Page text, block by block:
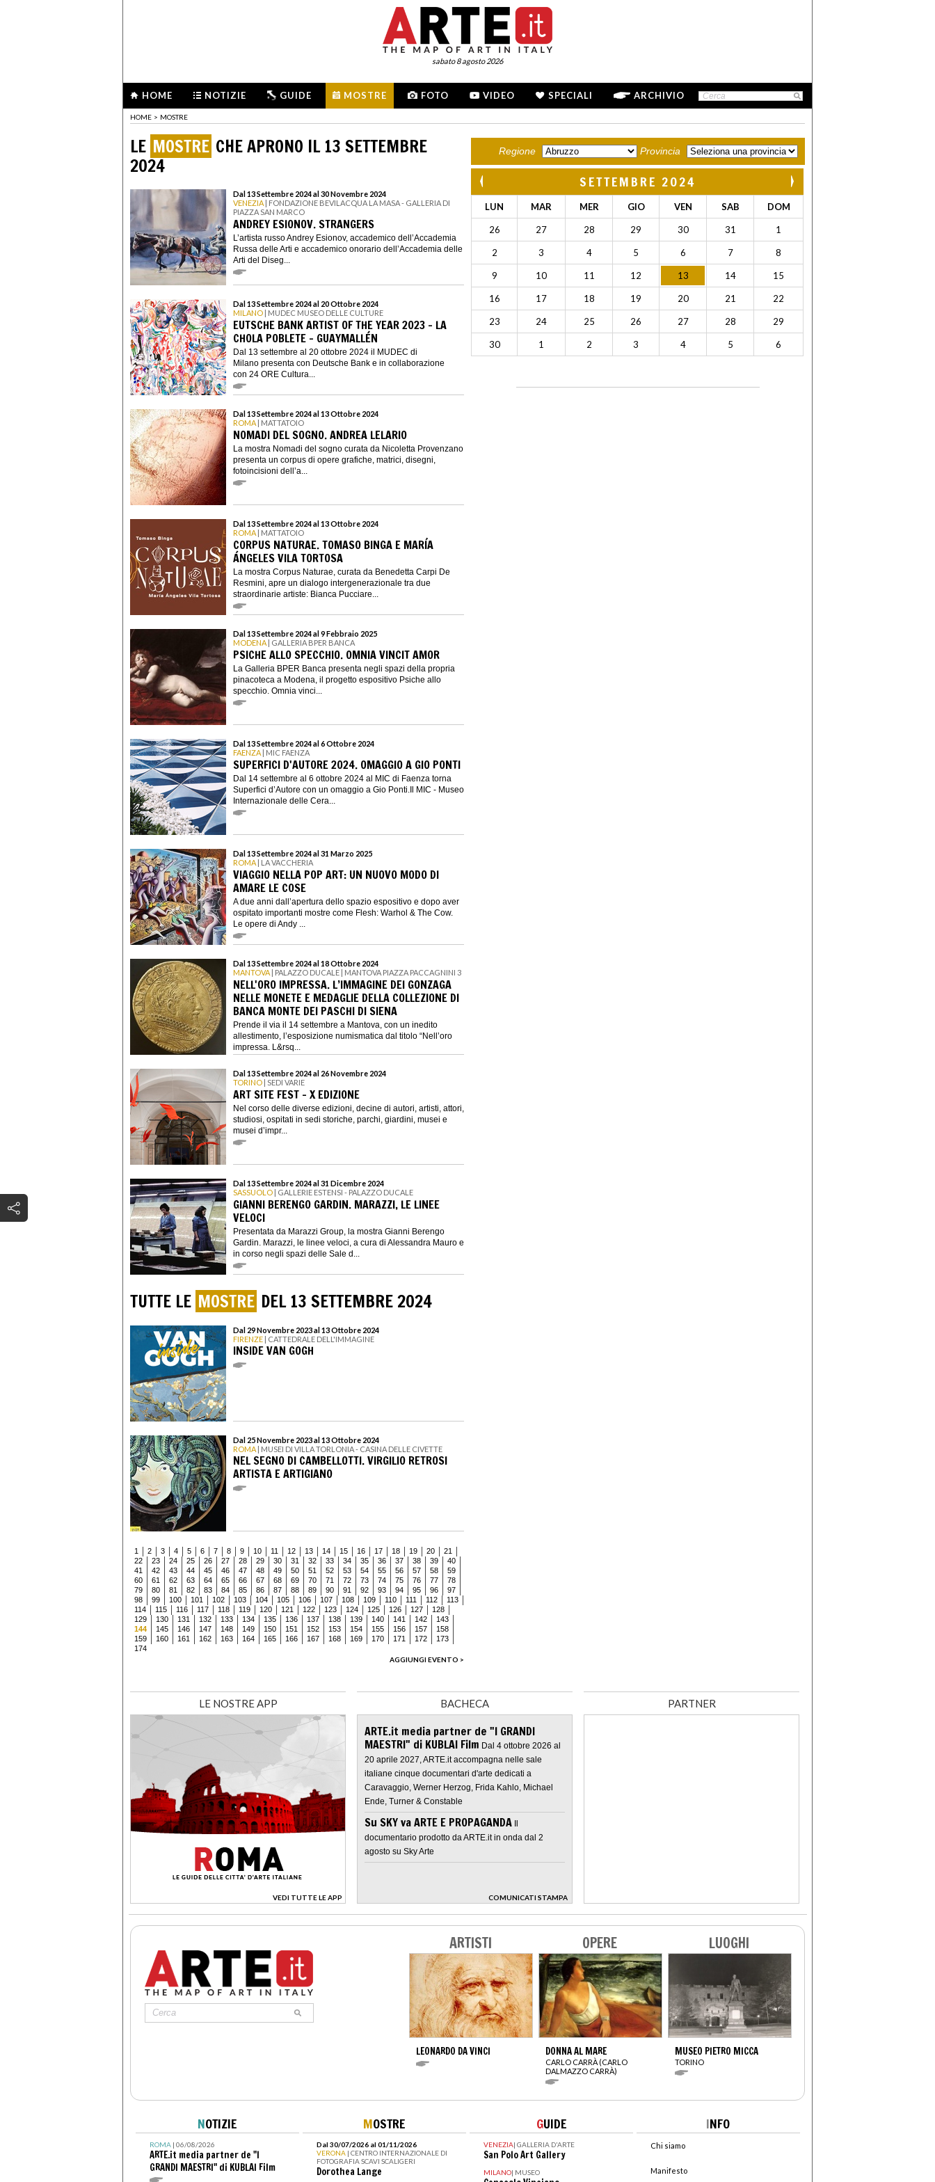
sabato 8 agosto 2026
HOME NOTIZIE GUIDE MOSTRE FOTO VIDEO SPECIALI ARCHIVIO
HOME > MOSTRE
LE MOSTRE CHE APRONO IL 13 SETTEMBRE
2024
Dal 13 Settembre 2024 al 30 Novembre 2024
VENEZIA | FONDAZIONE BEVILACQUA LA MASA - GALLERIA DI
PIAZZA SAN MARCO
ANDREY ESIONOV. STRANGERS
L’artista russo Andrey Esionov, accademico dell’Accademia
Russa delle Arti e accademico onorario dell’Accademia delle
Arti del Diseg...
Dal 13 Settembre 2024 al 20 Ottobre 2024
MILANO | MUDEC MUSEO DELLE CULTURE
EUTSCHE BANK ARTIST OF THE YEAR 2023 - LA
CHOLA POBLETE – GUAYMALLÉN
Dal 13 settembre al 20 ottobre 2024 il MUDEC di
Milano presenta con Deutsche Bank e in collaborazione
con 24 ORE Cultura...
Dal 13 Settembre 2024 al 13 Ottobre 2024
ROMA | MATTATOIO
NOMADI DEL SOGNO. ANDREA LELARIO
La mostra Nomadi del sogno curata da Nicoletta Provenzano
presenta un corpus di opere grafiche, matrici, disegni,
fotoincisioni dell’a...
Dal 13 Settembre 2024 al 13 Ottobre 2024
ROMA | MATTATOIO
CORPUS NATURAE. TOMASO BINGA E MARÍA
ÁNGELES VILA TORTOSA
La mostra Corpus Naturae, curata da Benedetta Carpi De
Resmini, apre un dialogo intergenerazionale tra due
straordinarie artiste: Bianca Pucciare...
Dal 13 Settembre 2024 al 9 Febbraio 2025
MODENA | GALLERIA BPER BANCA
PSICHE ALLO SPECCHIO. OMNIA VINCIT AMOR
La Galleria BPER Banca presenta negli spazi della propria
pinacoteca a Modena, il progetto espositivo Psiche allo
specchio. Omnia vinci...
Dal 13 Settembre 2024 al 6 Ottobre 2024
FAENZA | MIC FAENZA
SUPERFICI D'AUTORE 2024. OMAGGIO A GIO PONTI
Dal 14 settembre al 6 ottobre 2024 al MIC di Faenza torna
Superfici d’Autore con un omaggio a Gio Ponti.Il MIC - Museo
Internazionale delle Cera...
Dal 13 Settembre 2024 al 31 Marzo 2025
ROMA | LA VACCHERIA
VIAGGIO NELLA POP ART: UN NUOVO MODO DI
AMARE LE COSE
A due anni dall’apertura dello spazio espositivo e dopo aver
ospitato importanti mostre come Flesh: Warhol & The Cow.
Le opere di Andy ...
Dal 13 Settembre 2024 al 18 Ottobre 2024
MANTOVA | PALAZZO DUCALE | MANTOVA PIAZZA PACCAGNINI 3
NELL'ORO IMPRESSA. L’IMMAGINE DEI GONZAGA
NELLE MONETE E MEDAGLIE DELLA COLLEZIONE DI
BANCA MONTE DEI PASCHI DI SIENA
Prende il via il 14 settembre a Mantova, con un inedito
allestimento, l’esposizione numismatica dal titolo “Nell’oro
impressa. L&rsq...
Dal 13 Settembre 2024 al 26 Novembre 2024
TORINO | SEDI VARIE
ART SITE FEST - X EDIZIONE
Nel corso delle diverse edizioni, decine di autori, artisti, attori,
studiosi, ospitati in sedi storiche, parchi, giardini, musei e
musei d’impr...
Dal 13 Settembre 2024 al 31 Dicembre 2024
SASSUOLO | GALLERIE ESTENSI - PALAZZO DUCALE
GIANNI BERENGO GARDIN. MARAZZI, LE LINEE
VELOCI
Presentata da Marazzi Group, la mostra Gianni Berengo
Gardin. Marazzi, le linee veloci, a cura di Alessandra Mauro e
in corso negli spazi delle Sale d...
TUTTE LE MOSTRE DEL 13 SETTEMBRE 2024
Dal 29 Novembre 2023 al 13 Ottobre 2024
FIRENZE | CATTEDRALE DELL'IMMAGINE
INSIDE VAN GOGH
Dal 25 Novembre 2023 al 13 Ottobre 2024
ROMA | MUSEI DI VILLA TORLONIA - CASINA DELLE CIVETTE
NEL SEGNO DI CAMBELLOTTI. VIRGILIO RETROSI
ARTISTA E ARTIGIANO
1 2 3 4 5 6 7 8 9 10 11 12 13 14 15 16 17 18 19 20
21
22
23 24 25 26 27 28 29 30 31 32 33 34 35 36 37 38 39
40
41
42 43 44 45 46 47 48 49 50 51 52 53 54 55 56 57 58
59
60
61 62 63 64 65 66 67 68 69 70 71 72 73 74 75 76 77
78
79
80 81 82 83 84 85 86 87 88 89 90 91 92 93 94 95 96
97
98
99 100 101 102 103 104 105 106 107 108 109 110 111 112
113
114
115 116 117 118 119 120 121 122 123 124 125 126 127
128
129
130 131 132 133 134 135 136 137 138 139 140 141 142
143
144
145 146 147 148 149 150 151 152 153 154 155 156 157
158
159
160 161 162 163 164 165 166 167 168 169 170 171 172
173
174
AGGIUNGI EVENTO >
Regione Provincia
SETTEMBRE 2024
LUN MAR MER GIO VEN SAB DOM
26 27 28 29 30 31 1
2 3 4 5 6 7 8
9 10 11 12 13 14 15
16 17 18 19 20 21 22
23 24 25 26 27 28 29
30 1 2 3 4 5 6
LE NOSTRE APP
VEDI TUTTE LE APP
>
BACHECA
ARTE.it media partner de "I GRANDI
MAESTRI" di KUBLAI Film Dal 4 ottobre 2026 al
20 aprile 2027, ARTE.it accompagna nelle sale
italiane cinque documentari d'arte dedicati a
Caravaggio, Werner Herzog, Frida Kahlo, Michael
Ende, Turner & Constable
Su SKY va ARTE E PROPAGANDA Il
documentario prodotto da ARTE.it in onda dal 2
agosto su Sky Arte
COMUNICATI STAMPA
>
PARTNER
ARTISTI
LEONARDO DA VINCI
OPERE
DONNA AL MARE
CARLO CARRÀ (CARLO
DALMAZZO CARRÀ)
LUOGHI
MUSEO PIETRO MICCA
TORINO
NOTIZIE
ROMA| 06/08/2026
ARTE.it media partner de "I
GRANDI MAESTRI" di KUBLAI Film
MOSTRE
Dal 30/07/2026 al 01/11/2026
VERONA | CENTRO INTERNAZIONALE DI
FOTOGRAFIA SCAVI SCALIGERI
Dorothea Lange
GUIDE
VENEZIA| GALLERIA D'ARTE
San Polo Art Gallery
MILANO| MUSEO
INFO
Chi siamo
Manifesto